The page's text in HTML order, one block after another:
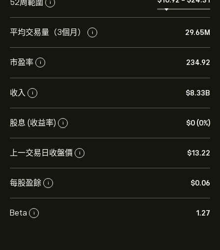
52周範圍 i
平均交易量（3個月） i 29.65M
市盈率 i 234.92
收入 i ‎$‎8.33B
股息 (收益率) i ‎$‎0 (0%)
上一交易日收盤價 i ‎$‎13.22
每股盈餘 i ‎$‎0.06
Beta i 1.27